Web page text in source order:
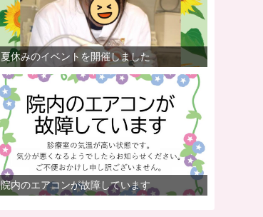
夏休みのイベントを開催しました
院内のエアコンが故障しています